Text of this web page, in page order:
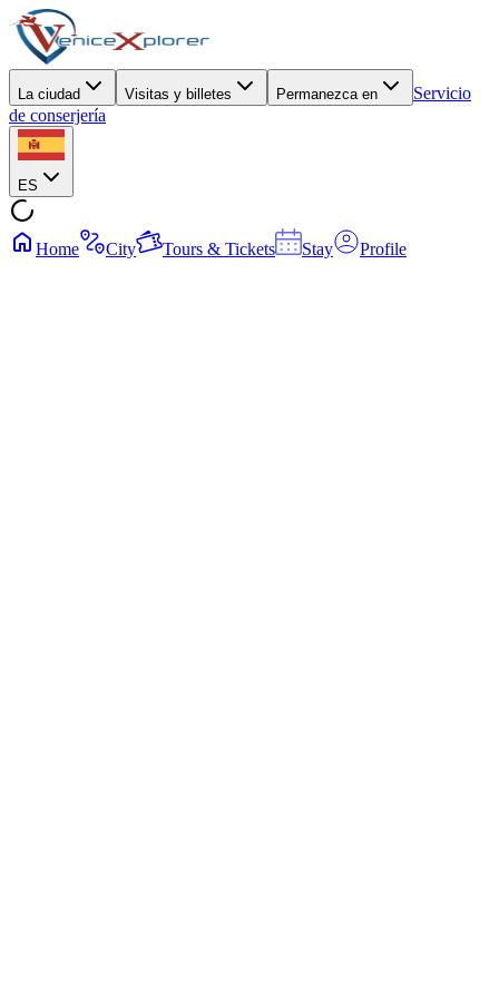
La ciudad Visitas y billetes Permanezca en
Servicio
de conserjería
ES
Home City Tours & Tickets Stay Profile